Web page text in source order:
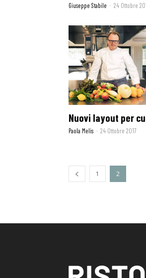
Giuseppe Stabile - 24 Ottobre
Nuovi layout per
Paola Melis - 24 Ottobre 2017
1 2